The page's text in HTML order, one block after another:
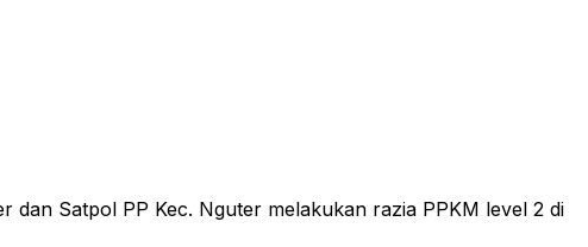
dan Satpol PP Kec. Nguter melakukan razia PPKM level 2 di